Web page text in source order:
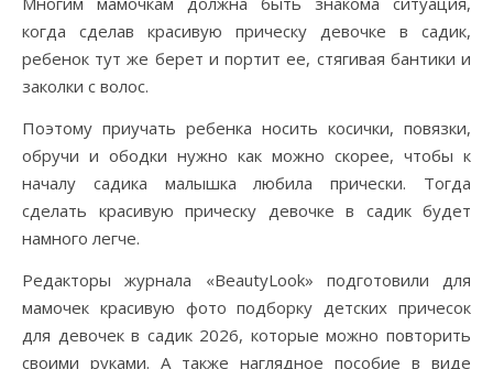
когда сделав красивую прическу девочке в садик,
ребенок тут же берет и портит ее, стягивая бантики и
заколки с волос.
Поэтому приучать ребенка носить косички, повязки,
обручи и ободки нужно как можно скорее, чтобы к
началу садика малышка любила прически. Тогда
сделать красивую прическу девочке в садик будет
намного легче.
Редакторы журнала «BeautyLook» подготовили для
мамочек красивую фото подборку детских причесок
для девочек в садик 2026, которые можно повторить
своими руками. А также наглядное пособие в виде